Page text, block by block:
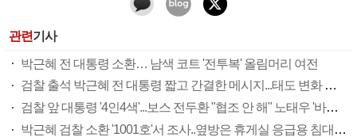
관련기사
박근혜 전 대통령 소환… 남색 코트 '전투복' 올림머리 여전
검찰 출석 박근혜 전 대통령 짧고 간결한 메시지...태도 변화 있나?
검찰 앞 대통령 '4인4색'...보스 전두환 "협조 안 해" 노태우 '바짝' 인간적 노무현 "착찹" 박근혜 "송구하다"
박근혜 검찰 소환 '1001호'서 조사..옆방은 휴게실 응급용 침대 구비